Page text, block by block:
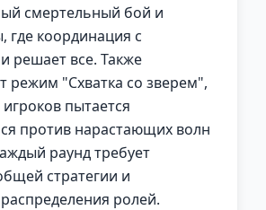
смертельный бой и
где координация с
решает все. Также
режим "Схватка со зверем",
пытается
против нарастающих волн
раунд требует
стратегии и
ролей.